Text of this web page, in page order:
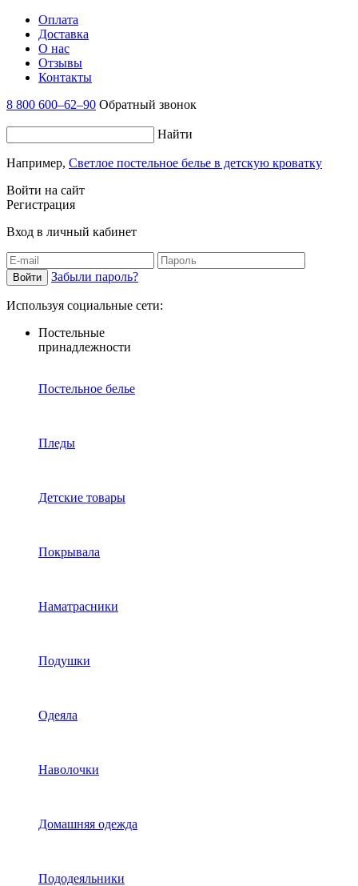
Оплата
Доставка
О нас
Отзывы
Контакты
8 800 600–62–90 Обратный звонок
Найти
Например, Светлое постельное белье в детскую кроватку
Войти на сайт
Регистрация
Вход в личный кабинет
Забыли пароль?
Используя социальные сети:
Постельные
принадлежности
Постельное белье
Пледы
Детские товары
Покрывала
Наматрасники
Подушки
Одеяла
Наволочки
Домашняя одежда
Пододеяльники